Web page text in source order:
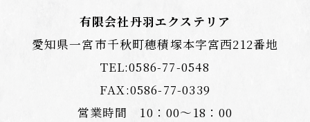
有限会社丹羽エクステリア
愛知県一宮市千秋町穂積塚本字宮西212番地
TEL:0586-77-0548
FAX:0586-77-0339
営業時間 10：00〜18：00